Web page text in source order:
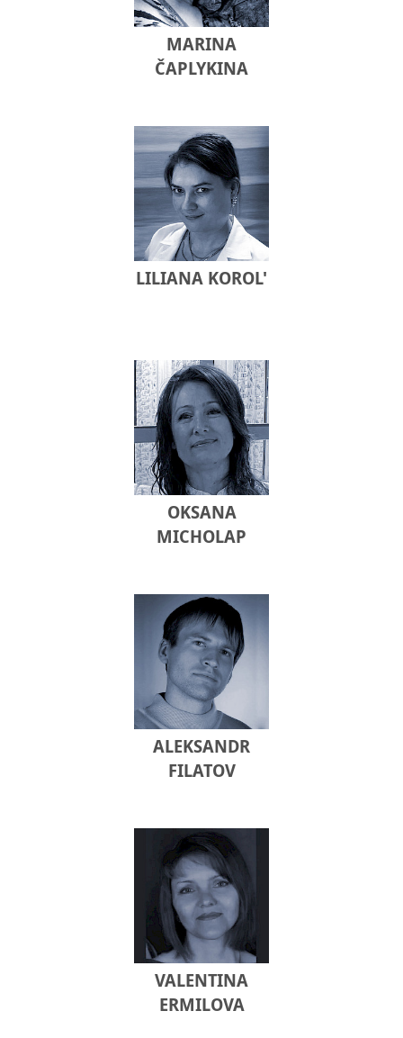
MARINA
ČAPLYKINA
LILIANA KOROL'
OKSANA
MICHOLAP
ALEKSANDR
FILATOV
VALENTINA
ERMILOVA